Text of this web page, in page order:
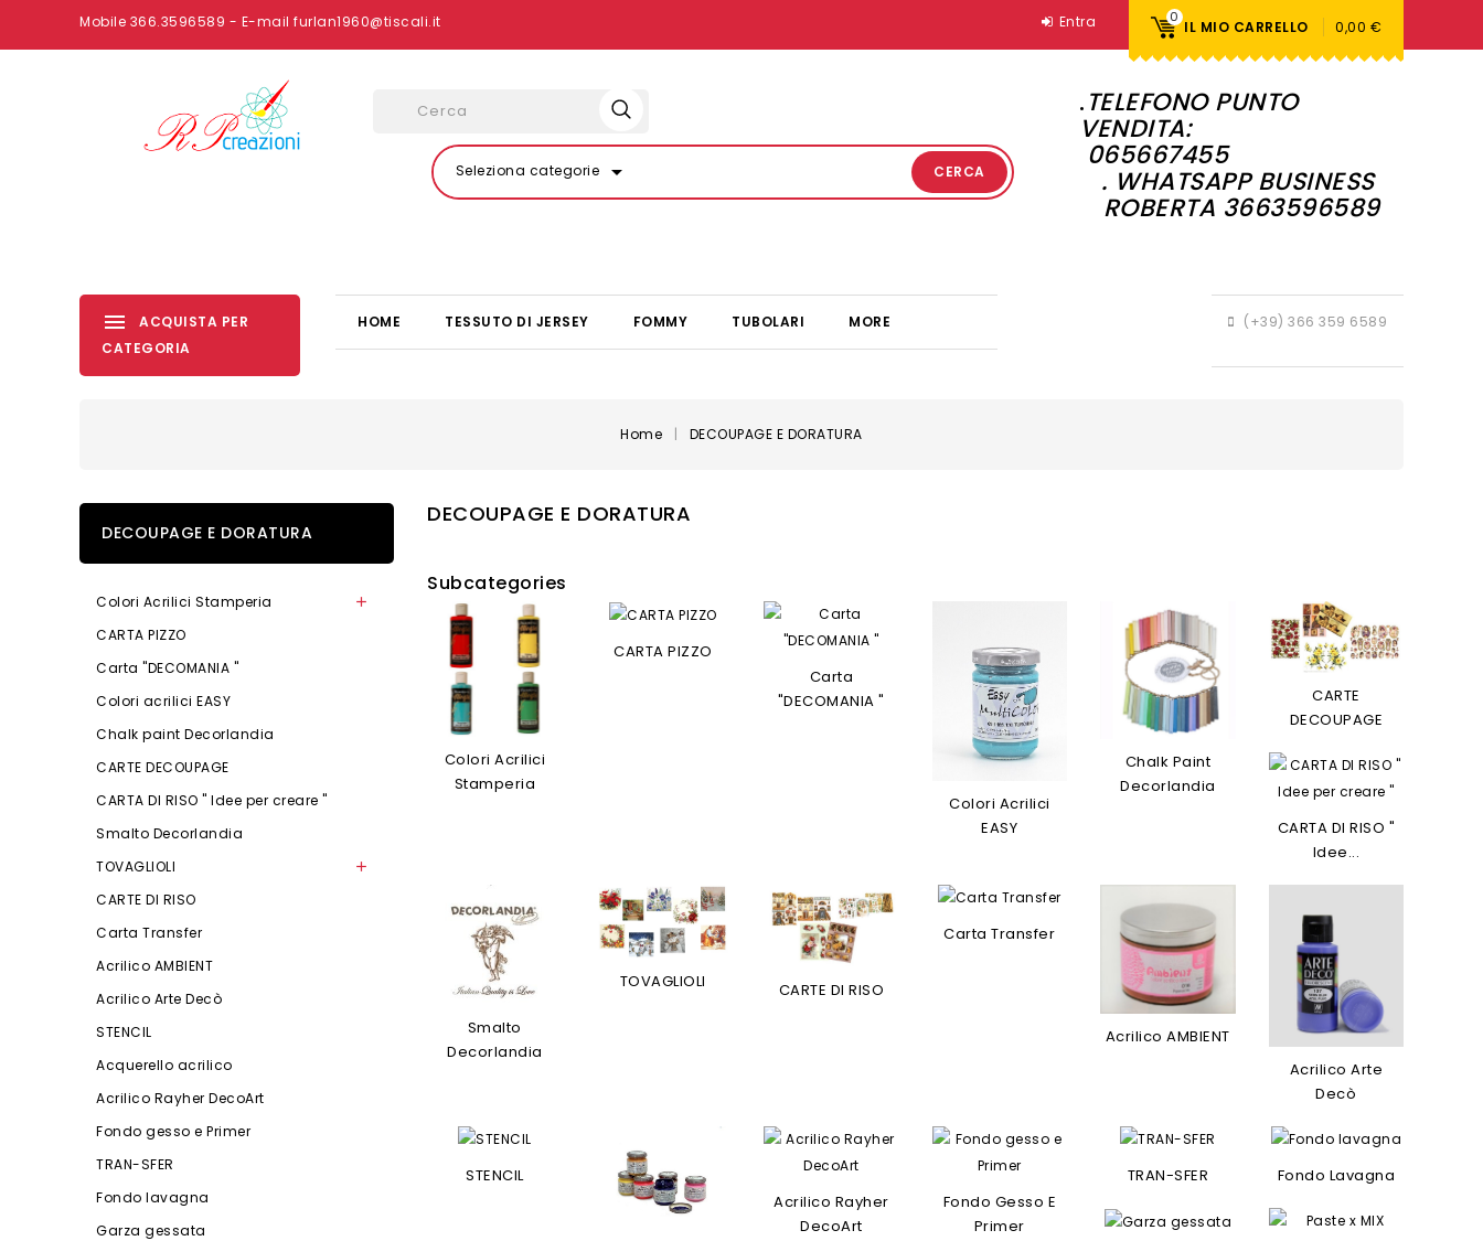
Mobile 366.3596589 - E-mail furlan1960@tiscali.it 0
IL MIO CARRELLO 0,00 €
Entra
.TELEFONO PUNTO
VENDITA:
065667455
. WHATSAPP BUSINESS
ROBERTA 3663596589
Seleziona categorie arrow_drop_down CERCA
ACQUISTA PER
CATEGORIA
HOME TESSUTO DI JERSEY FOMMY TUBOLARI MORE (+39) 366 359 6589
Home DECOUPAGE E DORATURA
DECOUPAGE E DORATURA
Colori Acrilici Stamperia 
CARTA PIZZO
Carta "DECOMANIA "
Colori acrilici EASY
Chalk paint Decorlandia
CARTE DECOUPAGE
CARTA DI RISO " Idee per creare "
Smalto Decorlandia
TOVAGLIOLI

CARTE DI RISO
Carta Transfer
Acrilico AMBIENT
Acrilico Arte Decò
STENCIL
Acquerello acrilico
Acrilico Rayher DecoArt
Fondo gesso e Primer
TRAN-SFER
Fondo lavagna
Garza gessata
DECOUPAGE E DORATURA
Subcategories
Colori Acrilici
Stamperia
CARTA PIZZO
Carta
"DECOMANIA "
Colori Acrilici
EASY
Chalk Paint
Decorlandia
CARTE
DECOUPAGE
CARTA DI RISO "
Idee...
Smalto
Decorlandia
TOVAGLIOLI CARTE DI RISO
Carta Transfer
Acrilico AMBIENT
Acrilico Arte
Decò
STENCIL
Acrilico Rayher
DecoArt
Fondo Gesso E
Primer
TRAN-SFER Fondo Lavagna